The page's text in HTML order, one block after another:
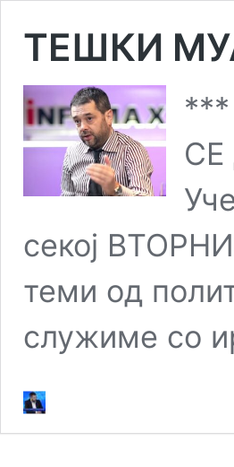
ТЕШКИ
секој
теми од
служиме со